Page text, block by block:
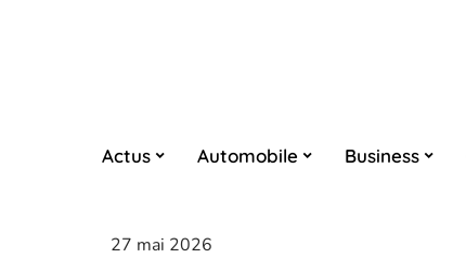
Actus Automobile Business
27 mai 2026